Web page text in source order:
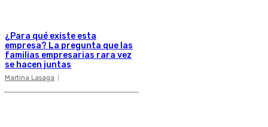
¿Para qué existe esta
empresa? La pregunta que las
familias empresarias rara vez
se hacen juntas
Martina Lasaga